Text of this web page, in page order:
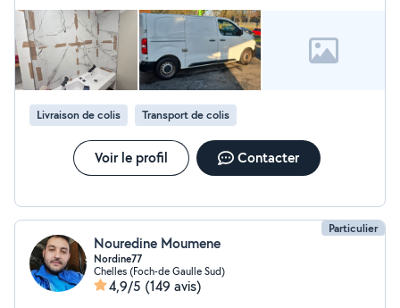
Livraison de colis Transport de colis
Voir le profil Contacter
Particulier
Nouredine Moumene
Nordine77
Chelles (Foch-de Gaulle Sud)
4,9/5 (149 avis)